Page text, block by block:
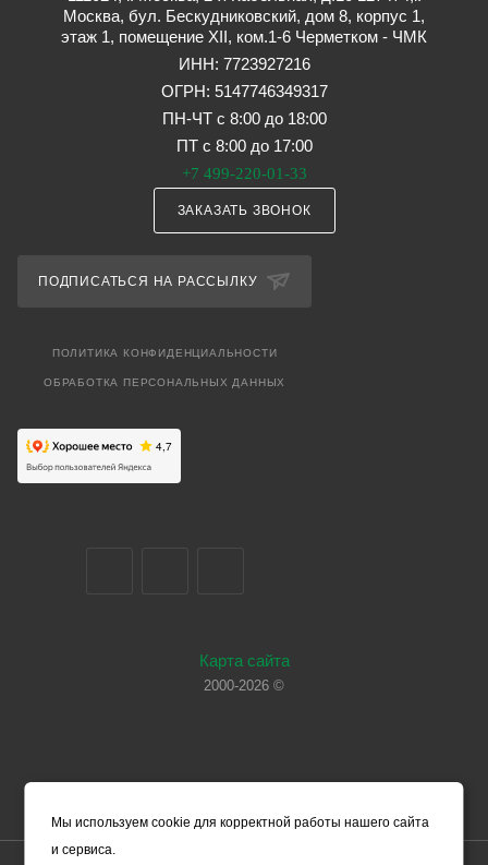
Москва, бул. Бескудниковский, дом 8, корпус 1,
этаж 1, помещение XII, ком.1-6 Черметком - ЧМК
ИНН: 7723927216
ОГРН: 5147746349317
ПН-ЧТ с 8:00 до 18:00
ПТ с 8:00 до 17:00
+7 499-220-01-33
ЗАКАЗАТЬ ЗВОНОК
ПОДПИСАТЬСЯ НА РАССЫЛКУ
ПОЛИТИКА КОНФИДЕНЦИАЛЬНОСТИ
ОБРАБОТКА ПЕРСОНАЛЬНЫХ ДАННЫХ
Карта сайта
2000-2026 ©
Мы используем cookie для корректной работы нашего сайта
и сервиса.